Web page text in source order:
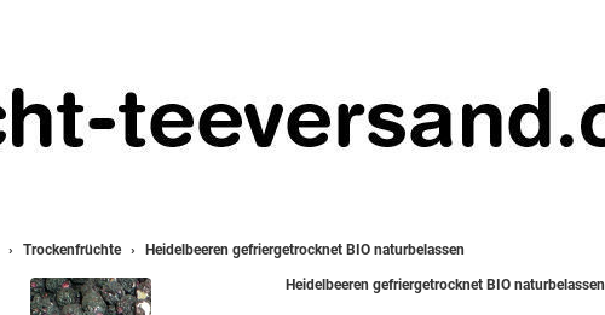
Trockenfrüchte Heidelbeeren gefriergetrocknet BIO naturbelassen
Heidelbeeren gefriergetrocknet BIO naturbelassen